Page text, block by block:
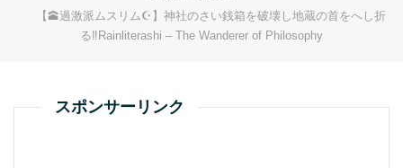
【🕋過激派ムスリム☪️】神社のさい銭箱を破壊し地蔵の首をへし折
る‼️Rainliterashi – The Wanderer of Philosophy
スポンサーリンク